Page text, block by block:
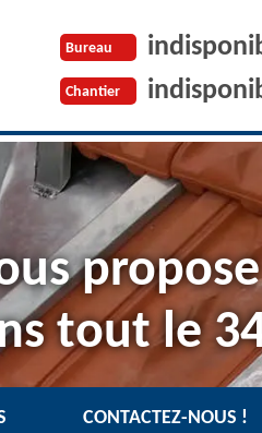
Bureau
Chantier
tout le
CONTACTEZ-NOUS !